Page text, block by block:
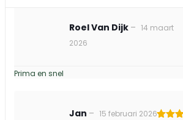
Roel Van Dijk – 14 maart
2026
Prima en snel
Jan – 15 februari 2026